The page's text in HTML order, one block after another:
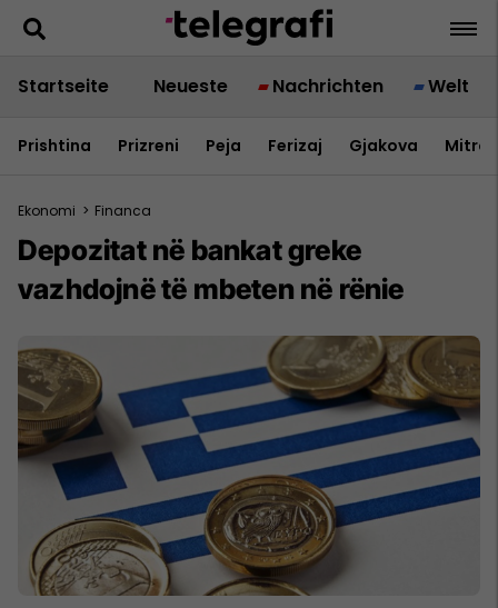
Startseite Neueste Nachrichten Welt
Prishtina Prizreni Peja Ferizaj Gjakova
Ekonomi > Financa
Depozitat në bankat greke
vazhdojnë të mbeten në rënie